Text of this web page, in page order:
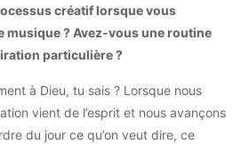
créatif lorsque vous
musique ? Avez-vous une routine
particulière ?
à Dieu, tu sais ? Lorsque nous
vient de l’esprit et nous avançons
du jour ce qu’on veut dire, ce